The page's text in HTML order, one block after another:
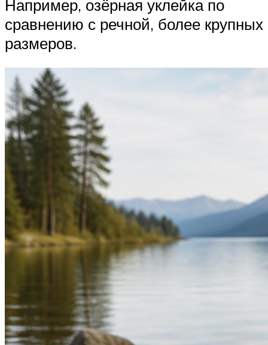
Например, озёрная уклейка по
сравнению с речной, более крупных
размеров.